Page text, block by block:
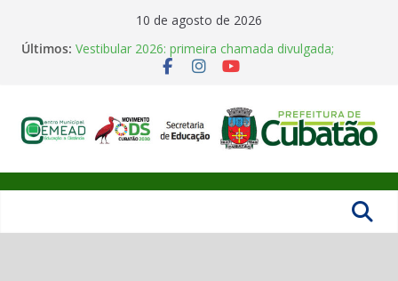
10 de agosto de 2026
Últimos: Vestibular 2026: primeira chamada divulgada;
matrículas vão de 02 a 08 de junho
Horário de funcionamento em Julho
Aula Inaugural UNIVESP 2026
CEMEAD abre inscrições para Cursos Técnicos
Gratuitos do IFSULDEMINAS
Centro
Municipal